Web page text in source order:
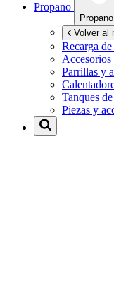
Propano
Propano
Volver al
Recarga
Accesorios
Parrillas y
Tanques
Piezas y